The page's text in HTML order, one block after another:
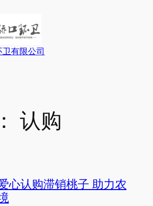
有限公司
认购
心认购滞销桃子 助力农